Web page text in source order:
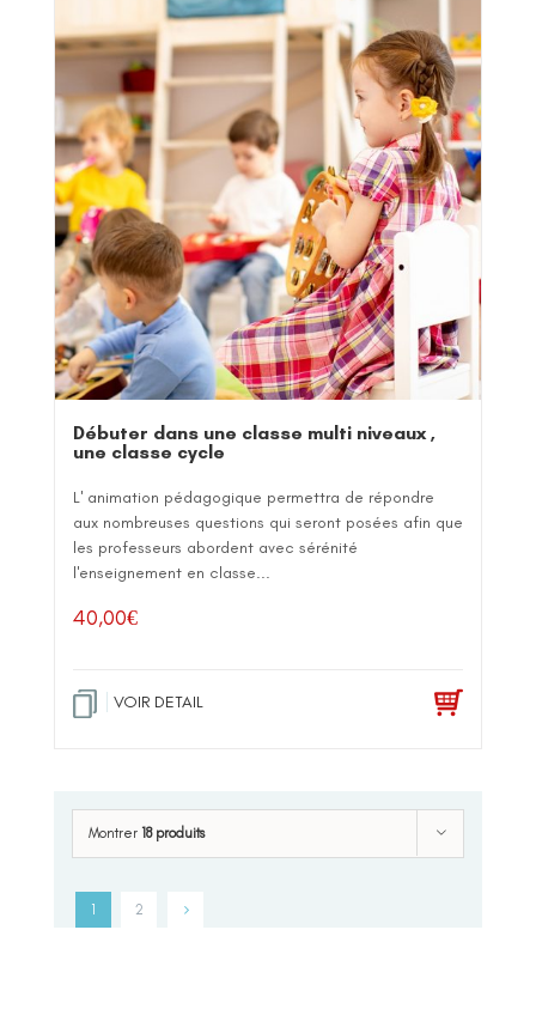
Débuter dans une classe multi niveaux ,
une classe cycle
L' animation pédagogique permettra de répondre
aux nombreuses questions qui seront posées afin que
les professeurs abordent avec sérénité
l'enseignement en classe...
40,00€
VOIR DETAIL
Montrer 18 produits
1 2